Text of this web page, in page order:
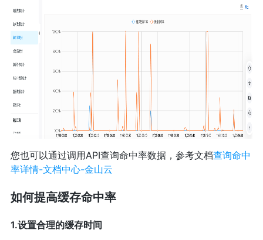
您也可以通过调用API查询命中率数据，参考文档查询命中
率详情-文档中心-金山云
如何提高缓存命中率
1.设置合理的缓存时间